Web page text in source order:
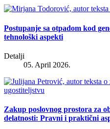
Postupanje sa otpadom kod
tehnološki aspekti
Detalji
05. April 2026.
Zakup poslovnog prostora za
delatnosti: Pravni i praktični